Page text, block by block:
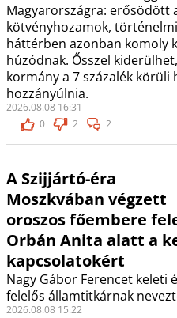
Magyarországra: erősödött
kötvényhozamok,
háttérben azonban komoly
húzódnak. Ősszel
kormány a 7 százalék körüli
hozzányúlnia.
2026.08.08 16:31
0
2 2
A Szijjártó-éra
Moszkvában végzett
oroszos főembere
Orbán Anita alatt a
kapcsolatokért
Nagy Gábor Ferencet keleti
felelős államtitkárnak
2026.08.08 15:22